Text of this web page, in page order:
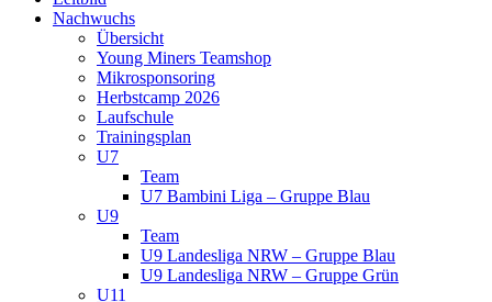
Nachwuchs
Übersicht
Young Miners Teamshop
Mikrosponsoring
Herbstcamp 2026
Laufschule
Trainingsplan
U7
Team
U7 Bambini Liga – Gruppe Blau
U9
Team
U9 Landesliga NRW – Gruppe Blau
U9 Landesliga NRW – Gruppe Grün
U11